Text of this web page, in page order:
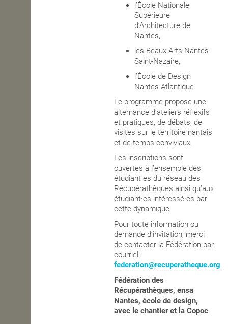
l’École Nationale
Supérieure
d’Architecture de
Nantes,
les Beaux-Arts Nantes
Saint-Nazaire,
l’École de Design
Nantes Atlantique.
Le programme propose une
alternance d’ateliers réflexifs
et pratiques, de débats, de
visites sur le territoire nantais
et de temps conviviaux.
Les inscriptions sont
ouvertes à l’ensemble des
étudiant·es du réseau des
Récupérathèques ainsi qu’aux
étudiant·es intéressé·es par
cette dynamique.
Pour toute information ou
demande d’invitation, merci
de contacter la Fédération par
courriel :
federation@recuperatheque.org.
Fédération des
Récupérathèques, ensa
Nantes, école de design,
avec le chantier et la Copoc